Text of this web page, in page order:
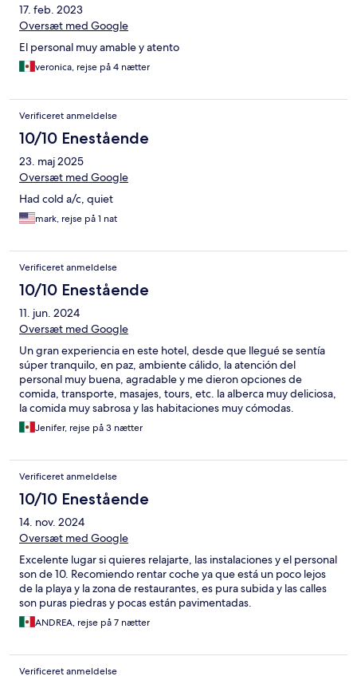
17. feb. 2023
Oversæt med Google
El personal muy amable y atento
veronica, rejse på 4 nætter
Verificeret anmeldelse
10/10 Enestående
23. maj 2025
Oversæt med Google
Had cold a/c, quiet
mark, rejse på 1 nat
Verificeret anmeldelse
10/10 Enestående
11. jun. 2024
Oversæt med Google
Un gran experiencia en este hotel, desde que llegué se sentía
súper tranquilo, en paz, ambiente cálido, la atención del
personal muy buena, agradable y me dieron opciones de
comida, transporte, masajes, tours, etc. la alberca muy deliciosa,
la comida muy sabrosa y las habitaciones muy cómodas.
Jenifer, rejse på 3 nætter
Verificeret anmeldelse
10/10 Enestående
14. nov. 2024
Oversæt med Google
Excelente lugar si quieres relajarte, las instalaciones y el personal
son de 10. Recomiendo rentar coche ya que está un poco lejos
de la playa y la zona de restaurantes, es pura subida y las calles
son puras piedras y pocas están pavimentadas.
ANDREA, rejse på 7 nætter
Verificeret anmeldelse